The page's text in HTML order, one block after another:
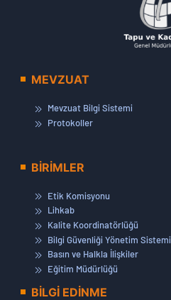
MEVZUAT
Mevzuat Bilgi Sistemi
Protokoller
BİRİMLER
Etik Komisyonu
Lihkab
Kalite Koordinatörlüğü
Bilgi Güvenliği Yönetim Sistemi
Basın ve Halkla İlişkiler
Eğitim Müdürlüğü
BİLGİ EDİNME